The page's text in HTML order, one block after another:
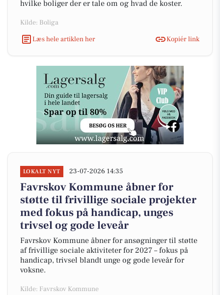
hvilke boliger der er tale om og hvad de koster.
Kilde: Boliga
Læs hele artiklen her
Kopiér link
LOKALT NYT 23-07-2026 14:35
Favrskov Kommune åbner for
støtte til frivillige sociale projekter
med fokus på handicap, unges
trivsel og gode leveår
Favrskov Kommune åbner for ansøgninger til støtte
af frivillige sociale aktiviteter for 2027 – fokus på
handicap, trivsel blandt unge og gode leveår for
voksne.
Kilde: Favrskov Kommune